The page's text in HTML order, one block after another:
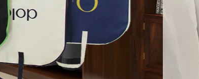
Klicken Sie hier, um mehr zu